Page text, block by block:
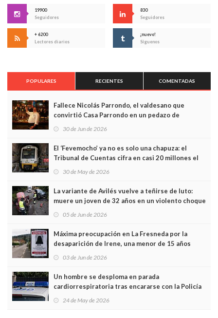
19900
Seguidores
830
Seguidores
+ 6200
Lectores diarios
¡nuevo!
Síguenos
POPULARES RECIENTES COMENTADAS
Fallece Nicolás Parrondo, el valdesano que
convirtió Casa Parrondo en un pedazo de
Asturias en Madrid
30 de Jun de 2026
El ‘Fevemocho’ ya no es solo una chapuza: el
Tribunal de Cuentas cifra en casi 20 millones el
sobrecoste de los trenes que no cabían por los
30 de May de 2026
La variante de Avilés vuelve a teñirse de luto:
muere un joven de 32 años en un violento choque
frontal
05 de Jun de 2026
Máxima preocupación en La Fresneda por la
desaparición de Irene, una menor de 15 años
03 de Jun de 2026
Un hombre se desploma en parada
cardiorrespiratoria tras encararse con la Policía
Local en Luanco
24 de May de 2026